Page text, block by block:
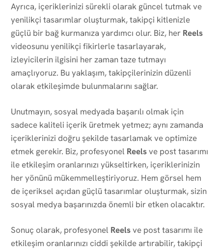
Ayrıca, içeriklerinizi sürekli olarak güncel tutmak ve
yenilikçi tasarımlar oluşturmak, takipçi kitlenizle
güçlü bir bağ kurmanıza yardımcı olur. Biz, her Reels
videosunu yenilikçi fikirlerle tasarlayarak,
izleyicilerin ilgisini her zaman taze tutmayı
amaçlıyoruz. Bu yaklaşım, takipçilerinizin düzenli
olarak etkileşimde bulunmalarını sağlar.
Unutmayın, sosyal medyada başarılı olmak için
sadece kaliteli içerik üretmek yetmez; aynı zamanda
içeriklerinizi doğru şekilde tasarlamak ve optimize
etmek gerekir. Biz, profesyonel Reelsve post tasarımı
ile etkileşim oranlarınızı yükseltirken, içeriklerinizin
her yönünü mükemmelleştiriyoruz. Hem görsel hem
de içeriksel açıdan güçlü tasarımlar oluşturmak, sizin
sosyal medya başarınızda önemli bir etken olacaktır.
Sonuç olarak, profesyonel Reelsve post tasarımı ile
etkileşim oranlarınızı ciddi şekilde artırabilir, takipçi